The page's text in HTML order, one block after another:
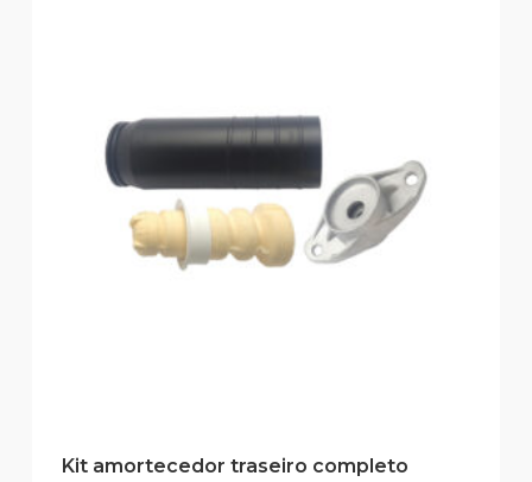
Kit amortecedor traseiro completo